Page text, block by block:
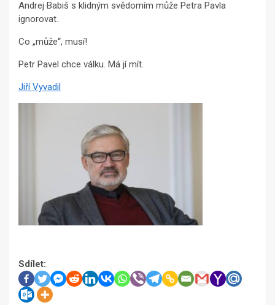
Andrej Babiš s klidným svědomím může Petra Pavla
ignorovat.
Co „může“, musí!
Petr Pavel chce válku. Má jí mít.
Jiří Vyvadil
Sdílet: